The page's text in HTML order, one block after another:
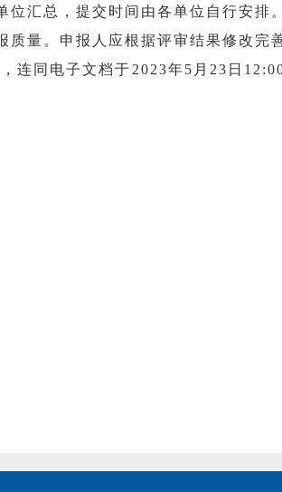
汇总，提交时间由各单位自行安排。
量。申报人应根据评审结果修改完
连同电子文档于2023年5月23日